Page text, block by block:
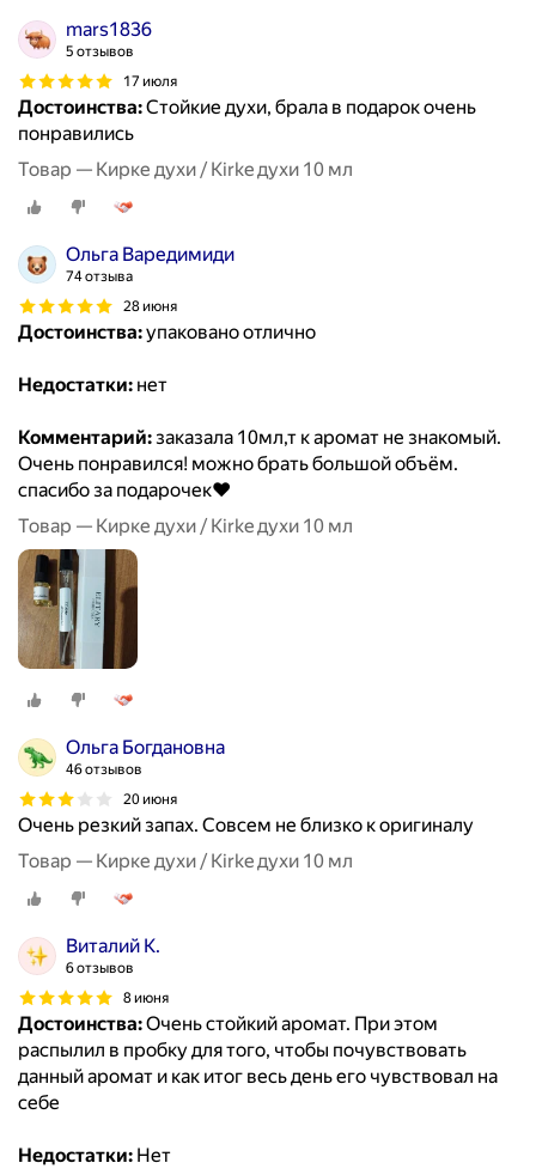
mars1836
5 отзывов
17 июля
Достоинства:Стойкие духи, брала в подарок очень
понравились
Товар — Кирке духи / Kirke духи 10 мл
Ольга Варедимиди
74 отзыва
28 июня
Достоинства:упаковано отлично
Недостатки: нет
Комментарий:заказала 10мл,т к аромат не знакомый.
Очень понравился! можно брать большой объём.
спасибо за подарочек♥️
Товар — Кирке духи / Kirke духи 10 мл
Ольга Богдановна
46 отзывов
20 июня
Очень резкий запах. Совсем не близко к оригиналу
Товар — Кирке духи / Kirke духи 10 мл
Виталий К.
6 отзывов
8 июня
Достоинства:Очень стойкий аромат. При этом
распылил в пробку для того, чтобы почувствовать
данный аромат и как итог весь день его чувствовал на
себе
Недостатки: Нет